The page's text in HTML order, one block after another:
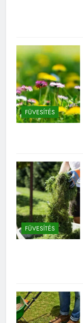
FÜVESÍTÉS
FÜVESÍTÉS